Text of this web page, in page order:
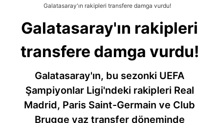
Galatasaray'ın rakipleri transfere damga vurdu!
Galatasaray'ın rakipleri
transfere damga vurdu!
Galatasaray'ın, bu sezonki UEFA
Şampiyonlar Ligi'ndeki rakipleri Real
Madrid, Paris Saint-Germain ve Club
Brugge yaz transfer döneminde